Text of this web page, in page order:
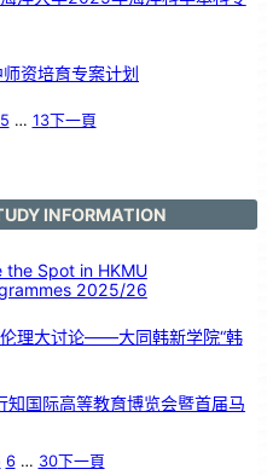
师资培育专案计划
5 … 13下一頁
INFORMATION
the Spot in HKMU
2025/26
伦理大讨论——大同韩新学院“韩
知国际高等教育博览会暨首届马
6 … 30下一頁